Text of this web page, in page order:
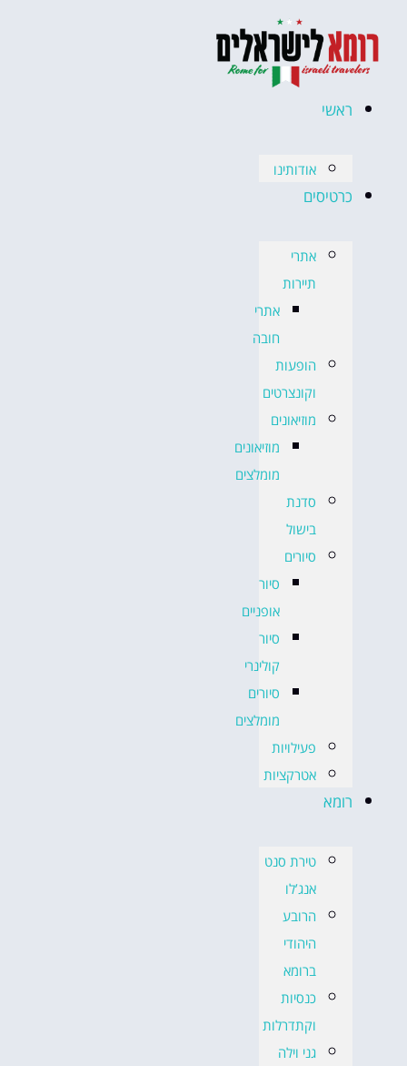
ראשי
אודותינו
כרטיסים
אתרי
תיירות
אתרי
חובה
הופעות
וקונצרטים
מוזיאונים
מוזיאונים
מומלצים
סדנת
בישול
סיורים
סיור
אופניים
סיור
קולינרי
סיורים
מומלצים
פעילויות
אטרקציות
רומא
טירת סנט
אנג’לו
הרובע
היהודי
ברומא
כנסיות
וקתדרלות
גני וילה